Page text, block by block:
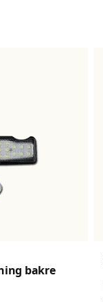
bakre